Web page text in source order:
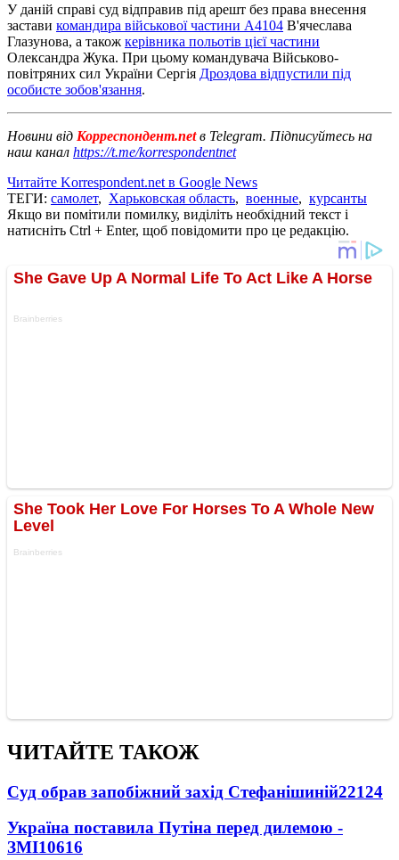
У даній справі суд відправив під арешт без права внесення
застави командира військової частини А4104 В'ячеслава
Глазунова, а також керівника польотів цієї частини
Олександра Жука. При цьому командувача Військово-
повітряних сил України Сергія Дроздова відпустили під
особисте зобов'язання.
Новини від Корреспондент.netв Telegram. Підписуйтесь на
наш канал https://t.me/korrespondentnet
Читайте Korrespondent.net в Google News
ТЕГИ: самолет, Харьковская область, военные, курсанты
Якщо ви помітили помилку, виділіть необхідний текст і
натисніть Ctrl + Enter, щоб повідомити про це редакцію.
ЧИТАЙТЕ ТАКОЖ
Суд обрав запобіжний захід Стефанішиній22124
Україна поставила Путіна перед дилемою -
ЗМІ10616